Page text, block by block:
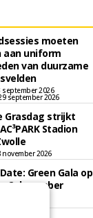
moeten
aan uniform
van duurzame
2026
september 2026
Grasdag strijkt
Stadion
2026
Green Gala op
2 december